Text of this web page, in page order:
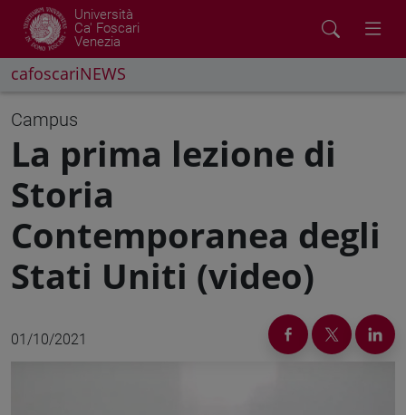
Università
Ca' Foscari
Venezia
cafoscariNEWS
Campus
La prima lezione di
Storia
Contemporanea degli
Stati Uniti (video)
01/10/2021